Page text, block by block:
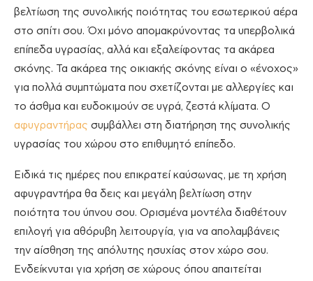
βελτίωση της συνολικής ποιότητας του εσωτερικού αέρα
στο σπίτι σου. Όχι μόνο απομακρύνοντας τα υπερβολικά
επίπεδα υγρασίας, αλλά και εξαλείφοντας τα ακάρεα
σκόνης. Τα ακάρεα της οικιακής σκόνης είναι ο «ένοχος»
για πολλά συμπτώματα που σχετίζονται με αλλεργίες και
το άσθμα και ευδοκιμούν σε υγρά, ζεστά κλίματα. Ο
αφυγραντήρας συμβάλλει στη διατήρηση της συνολικής
υγρασίας του χώρου στο επιθυμητό επίπεδο.
Ειδικά τις ημέρες που επικρατεί καύσωνας, με τη χρήση
αφυγραντήρα θα δεις και μεγάλη βελτίωση στην
ποιότητα του ύπνου σου. Ορισμένα μοντέλα διαθέτουν
επιλογή για αθόρυβη λειτουργία, για να απολαμβάνεις
την αίσθηση της απόλυτης ησυχίας στον χώρο σου.
Ενδείκνυται για χρήση σε χώρους όπου απαιτείται